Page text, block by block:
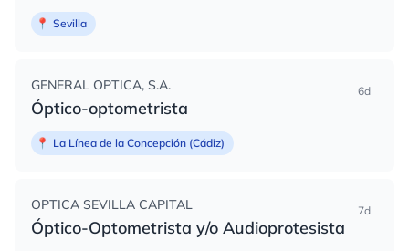
📍 Sevilla
GENERAL OPTICA, S.A.
Óptico-optometrista
6d
📍 La Línea de la Concepción (Cádiz)
OPTICA SEVILLA CAPITAL
Óptico-Optometrista y/o Audioprotesista
7d